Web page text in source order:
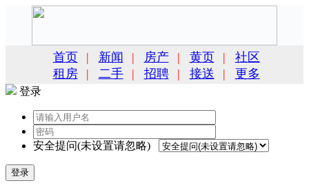
首页 | 新闻 | 房产 | 黄页 |
社区
租房
| 二手 | 招聘 | 接送 | 更多
登录
安全提问(未设置请忽略)
登录